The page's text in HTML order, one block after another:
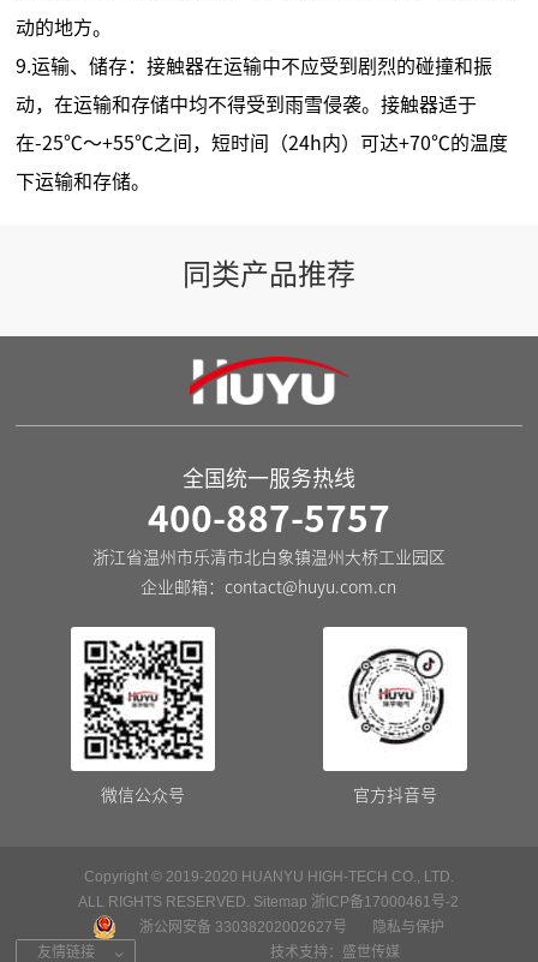
动的地方。
9.运输、储存：接触器在运输中不应受到剧烈的碰撞和振
动，在运输和存储中均不得受到雨雪侵袭。接触器适于
在-25℃～+55℃之间，短时间（24h内）可达+70℃的温度
下运输和存储。
同类产品推荐
全国统一服务热线
400-887-5757
浙江省温州市乐清市北白象镇温州大桥工业园区
企业邮箱： contact@huyu.com.cn
微信公众号 官方抖音号
Copyright © 2019-2020 HUANYU HIGH-TECH CO., LTD.
ALL RIGHTS RESERVED. Sitemap 浙ICP备17000461号-2
浙公网安备 33038202002627号
隐私与保护
友情链接
 技术支持： 盛世传媒